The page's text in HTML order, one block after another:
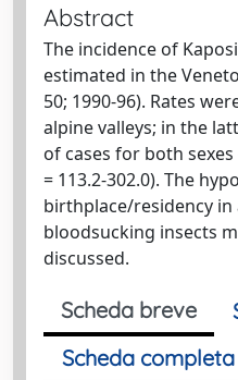
Abstract
The incidence of
estimated in the
50; 1990-96). Rates
alpine valleys; in the
of cases for both sexes
= 113.2-302.0). The
birthplace/residency
bloodsucking insects
discussed.
Scheda breve
Scheda completa